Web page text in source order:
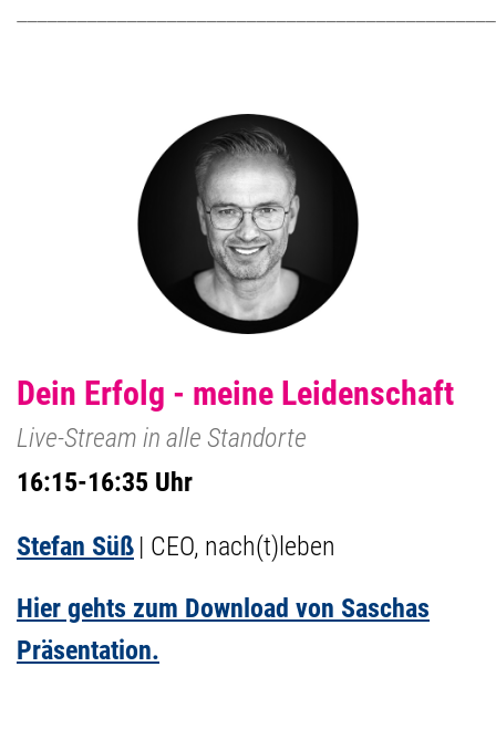
Dein Erfolg - meine Leidenschaft
Live-Stream in alle Standorte
16:15-16:35 Uhr
Stefan Süß | CEO, nach(t)leben
Hier gehts zum Download von Saschas
Präsentation.